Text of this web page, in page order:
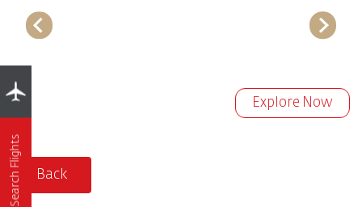
Explore Now
Back
Search Flights